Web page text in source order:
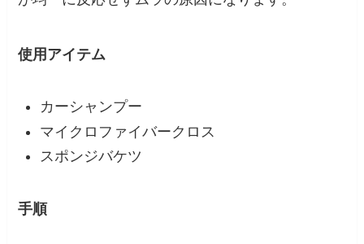
使用アイテム
カーシャンプー
マイクロファイバークロス
スポンジバケツ
手順